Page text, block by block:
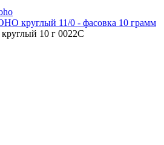
круглый 11/0 - фасовка 10 грамм
10 г 0022C